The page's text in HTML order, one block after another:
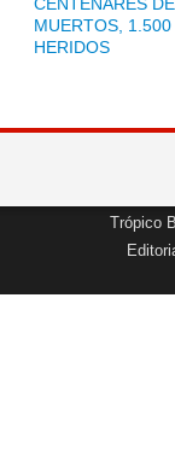
MUERTOS, 1.500
HERIDOS
Trópico